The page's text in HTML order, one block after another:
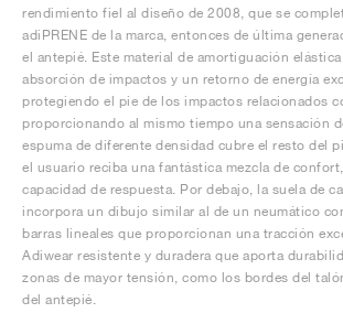
rendimiento fiel al diseño de 2008, que se
adiPRENE de la marca, entonces de última
el antepié. Este material de amortiguación
absorción de impactos y un retorno de energía
protegiendo el pie de los impactos relacionados
proporcionando al mismo tiempo una sensación
espuma de diferente densidad cubre el resto del
el usuario reciba una fantástica mezcla de
capacidad de respuesta. Por debajo, la suela de
incorpora un dibujo similar al de un neumático
barras lineales que proporcionan una tracción
Adiwear resistente y duradera que aporta
zonas de mayor tensión, como los bordes del
del antepié.